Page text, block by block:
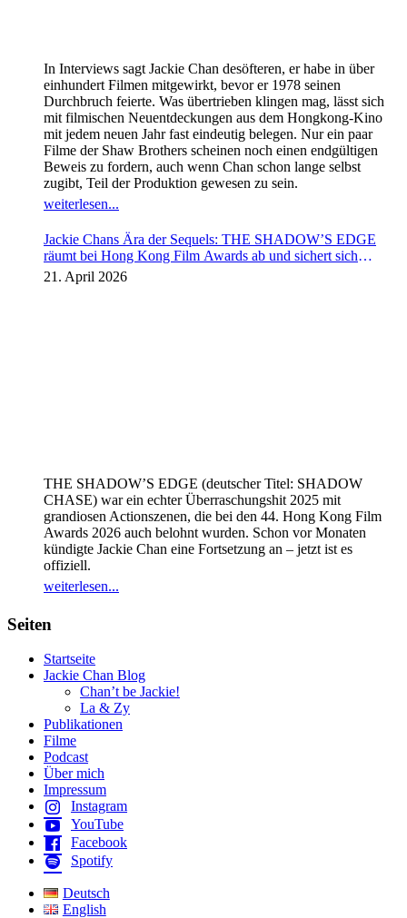
In Interviews sagt Jackie Chan desöfteren, er habe in über
einhundert Filmen mitgewirkt, bevor er 1978 seinen
Durchbruch feierte. Was übertrieben klingen mag, lässt sich
mit filmischen Neuentdeckungen aus dem Hongkong-Kino
mit jedem neuen Jahr fast eindeutig belegen. Nur ein paar
Filme der Shaw Brothers scheinen noch einen endgültigen
Beweis zu fordern, auch wenn Chan schon lange selbst
zugibt, Teil der Produktion gewesen zu sein.
weiterlesen...
Jackie Chans Ära der Sequels: THE SHADOW’S EDGE
räumt bei Hong Kong Film Awards ab und sichert sich
Fortsetzung
21. April 2026
THE SHADOW’S EDGE (deutscher Titel: SHADOW
CHASE) war ein echter Überraschungshit 2025 mit
grandiosen Actionszenen, die bei den 44. Hong Kong Film
Awards 2026 auch belohnt wurden. Schon vor Monaten
kündigte Jackie Chan eine Fortsetzung an – jetzt ist es
offiziell.
weiterlesen...
Seiten
Startseite
Jackie Chan Blog
Chan’t be Jackie!
La & Zy
Publikationen
Filme
Podcast
Über mich
Impressum
Instagram
YouTube
Facebook
Spotify
Deutsch
English